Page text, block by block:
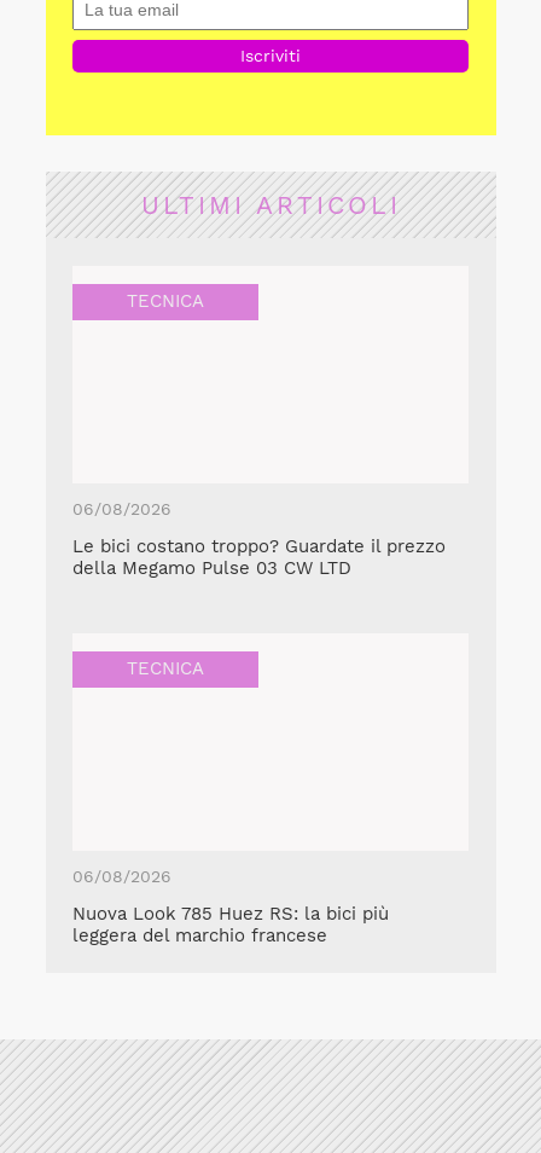
ULTIMI ARTICOLI
TECNICA
06/08/2026
Le bici costano troppo? Guardate il prezzo
della Megamo Pulse 03 CW LTD
TECNICA
06/08/2026
Nuova Look 785 Huez RS: la bici più
leggera del marchio francese